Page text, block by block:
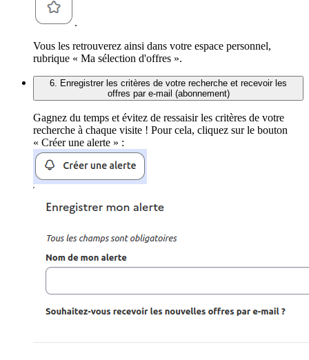
.
Vous les retrouverez ainsi dans votre espace personnel,
rubrique « Ma sélection d'offres ».
6. Enregistrer les critères de votre recherche et recevoir les
offres par e-mail (abonnement)
Gagnez du temps et évitez de ressaisir les critères de votre
recherche à chaque visite ! Pour cela, cliquez sur le bouton
« Créer une alerte » :